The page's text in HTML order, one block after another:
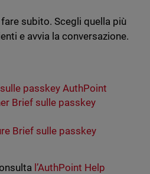
subito. Scegli quella più
e avvia la conversazione.
passkey AuthPoint
Brief sulle passkey
Brief sulle passkey
l’AuthPoint Help